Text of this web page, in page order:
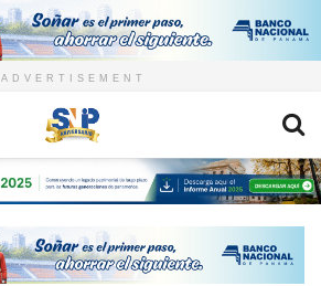
ADVERTISEMENT